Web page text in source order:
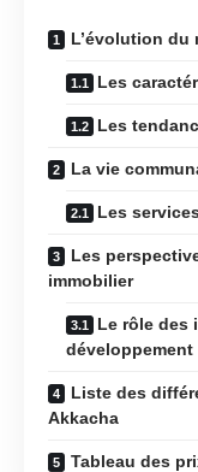
L’évolution du
Les
Les
La vie
Les
Les
immobilier
Le rôle des
développement
Liste des
Akkacha
Tableau des